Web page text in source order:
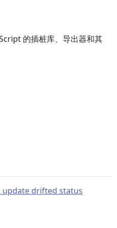
的插桩库、导出器和其
update drifted status